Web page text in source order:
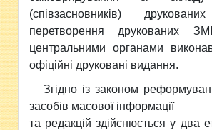
(співзасновників)
перетворення друкованих
центральними органами
офіційні друковані видання.
Згідно із законом
засобів масової інформації
та редакцій здійснюється у два